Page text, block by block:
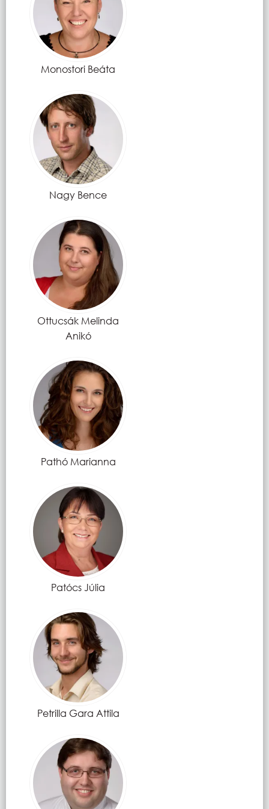
Monostori Beáta
Nagy Bence
Ottucsák Melinda
Anikó
Pathó Marianna
Patócs Júlia
Petrilla Gara Attila